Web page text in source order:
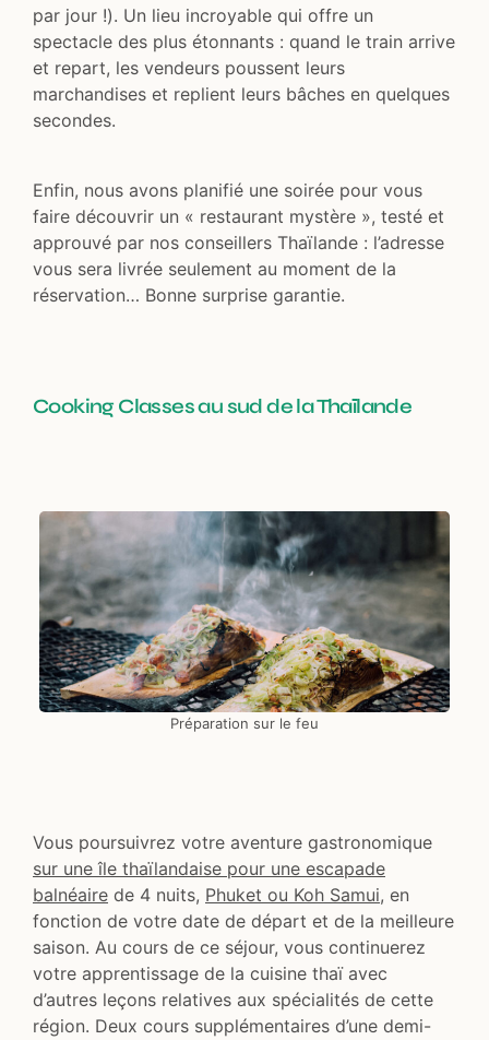
par jour !). Un lieu incroyable qui offre un
spectacle des plus étonnants : quand le train arrive
et repart, les vendeurs poussent leurs
marchandises et replient leurs bâches en quelques
secondes.
Enfin, nous avons planifié une soirée pour vous
faire découvrir un « restaurant mystère », testé et
approuvé par nos conseillers Thaïlande : l’adresse
vous sera livrée seulement au moment de la
réservation… Bonne surprise garantie.
Cooking Classes au sud de la Thaïlande
Préparation sur le feu
Vous poursuivrez votre aventure gastronomique
sur une île thaïlandaise pour une escapade
balnéaire de 4 nuits, Phuket ou Koh Samui, en
fonction de votre date de départ et de la meilleure
saison. Au cours de ce séjour, vous continuerez
votre apprentissage de la cuisine thaï avec
d’autres leçons relatives aux spécialités de cette
région. Deux cours supplémentaires d’une demi-